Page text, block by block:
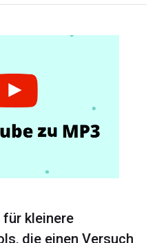
für kleinere
die einen Versuch